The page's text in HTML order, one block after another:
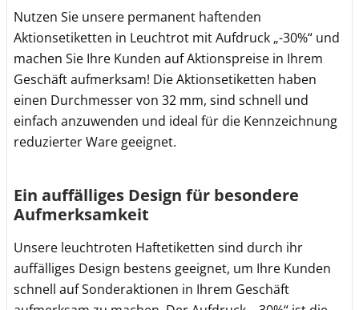
Nutzen Sie unsere permanent haftenden
Aktionsetiketten in Leuchtrot mit Aufdruck „-30%“ und
machen Sie Ihre Kunden auf Aktionspreise in Ihrem
Geschäft aufmerksam! Die Aktionsetiketten haben
einen Durchmesser von 32 mm, sind schnell und
einfach anzuwenden und ideal für die Kennzeichnung
reduzierter Ware geeignet.
Ein auffälliges Design für besondere
Aufmerksamkeit
Unsere leuchtroten Haftetiketten sind durch ihr
auffälliges Design bestens geeignet, um Ihre Kunden
schnell auf Sonderaktionen in Ihrem Geschäft